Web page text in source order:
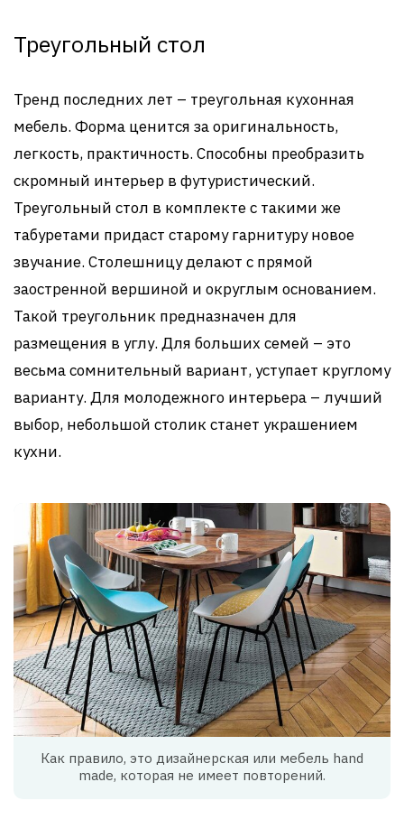
Треугольный стол
Тренд последних лет – треугольная кухонная
мебель. Форма ценится за оригинальность,
легкость, практичность. Способны преобразить
скромный интерьер в футуристический.
Треугольный стол в комплекте с такими же
табуретами придаст старому гарнитуру новое
звучание. Столешницу делают с прямой
заостренной вершиной и округлым основанием.
Такой треугольник предназначен для
размещения в углу. Для больших семей – это
весьма сомнительный вариант, уступает круглому
варианту. Для молодежного интерьера – лучший
выбор, небольшой столик станет украшением
кухни.
Как правило, это дизайнерская или мебель hand
made, которая не имеет повторений.